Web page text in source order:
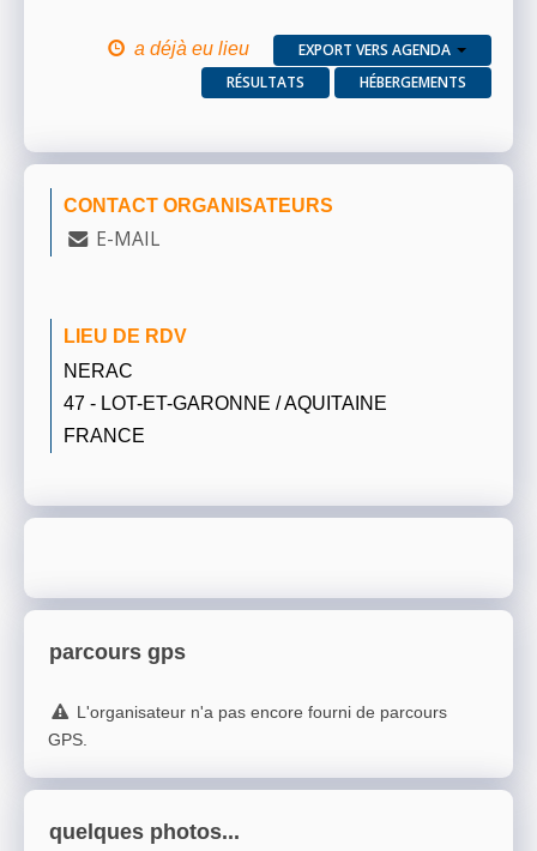
a déjà eu lieu
EXPORT VERS AGENDA
RÉSULTATS
HÉBERGEMENTS
CONTACT ORGANISATEURS
E-MAIL
LIEU DE RDV
NERAC
47 - LOT-ET-GARONNE / AQUITAINE
FRANCE
parcours gps
L'organisateur n'a pas encore fourni de parcours
GPS.
quelques photos...